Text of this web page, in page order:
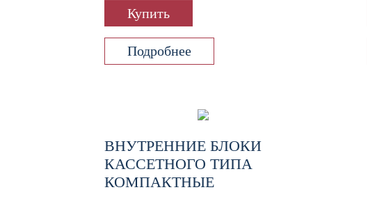
Купить
Подробнее
ВНУТРЕННИЕ БЛОКИ
КАССЕТНОГО ТИПА
КОМПАКТНЫЕ